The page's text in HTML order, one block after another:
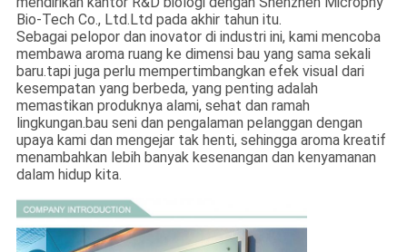
Bio-Tech Co., Ltd.Ltd pada akhir tahun itu.
Sebagai pelopor dan inovator di industri ini, kami mencoba
membawa aroma ruang ke dimensi bau yang sama sekali
baru.tapi juga perlu mempertimbangkan efek visual dari
kesempatan yang berbeda, yang penting adalah
memastikan produknya alami, sehat dan ramah
lingkungan.bau seni dan pengalaman pelanggan dengan
upaya kami dan mengejar tak henti, sehingga aroma kreatif
menambahkan lebih banyak kesenangan dan kenyamanan
dalam hidup kita.